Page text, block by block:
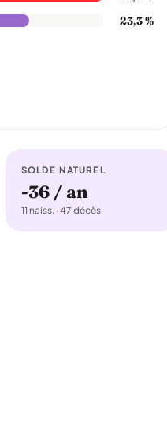
23,3 %
SOLDE NATUREL
-36 / an
11 naiss. · 47 décès